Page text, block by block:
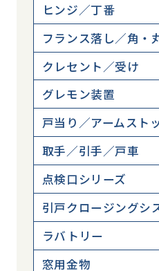
ヒンジ／丁番
フランス落し／角・
クレセント／受け
グレモン装置
戸当り／アームスト
取手／引手／戸車
点検口シリーズ
引戸クロージングシ
ラバトリー
窓用金物